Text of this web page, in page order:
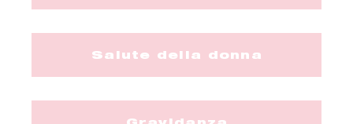
Salute della donna